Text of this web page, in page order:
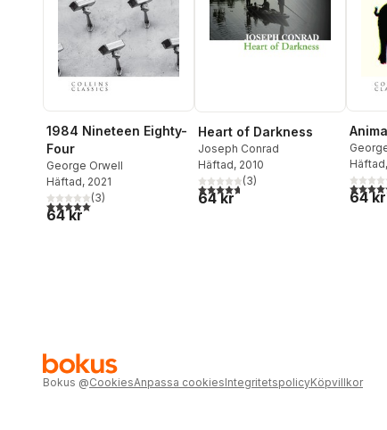
1984 Nineteen Eighty-
Four
George Orwell
Häftad, 2021
5,0utav 5 stjärnor. Totalt antal röster:
(3)
64 kr
Heart of Darkness
Joseph Conrad
Häftad, 2010
4,7utav 5 stjärnor. Totalt antal
(3)
64 kr
Häftad
4,3
64 kr
Bokus @CookiesAnpassa cookiesIntegritetspolicyKöpvillkor